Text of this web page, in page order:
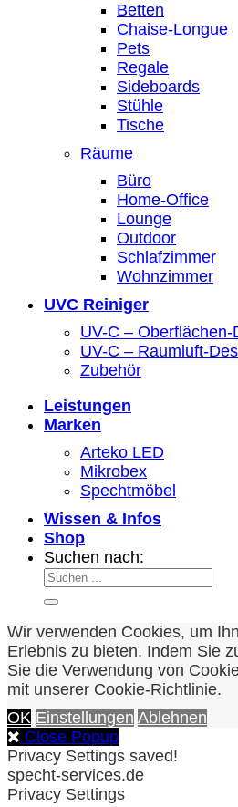
Betten
Chaise-Longue
Pets
Regale
Sideboards
Stühle
Tische
Räume
Büro
Home-Office
Lounge
Outdoor
Schlafzimmer
Wohnzimmer
UVC Reiniger
UV-C – Oberflächen-
UV-C – Raumluft-
Zubehör
Leistungen
Marken
Arteko LED
Mikrobex
Spechtmöbel
Wissen & Infos
Shop
Suchen nach:
Wir verwenden Cookies, um
Erlebnis zu bieten. Indem Sie
Sie die Verwendung von
mit unserer Cookie-Richtlinie.
OK Einstellungen Ablehnen
Close Popup
Privacy Settings saved!
specht-services.de
Privacy Settings